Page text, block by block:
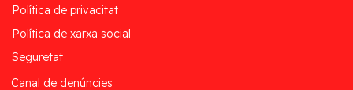
Política de privacitat
Política de xarxa social
Seguretat
Canal de denúncies